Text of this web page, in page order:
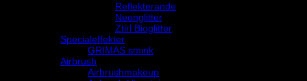
Reflekterande
Neonglitter
Ztirl Bioglitter
Specialeffekter
GRIMAS smink
Airbrush
Airbrushmakeup